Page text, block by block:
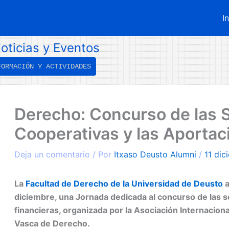
y Eventos
Y ACTIVIDADES
Derecho: Concurso de las
Cooperativas y las
Deja un comentario / Por Itxaso Deusto Alumni / 11
La Facultad de Derecho de la Universidad de Deusto
diciembre, una Jornada dedicada al concurso de las
financieras, organizada por la Asociación
Vasca de Derecho.
→